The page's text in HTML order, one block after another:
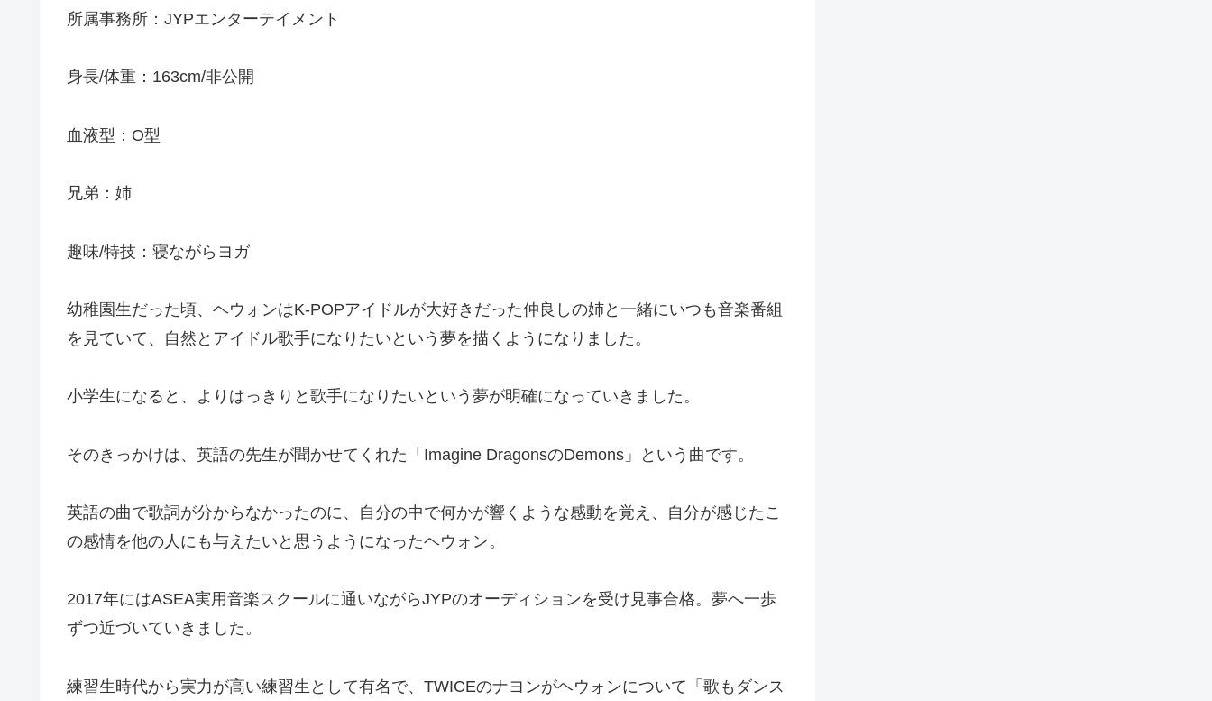
所属事務所：JYPエンターテイメント
身長/体重：163cm/非公開
血液型：O型
兄弟：姉
趣味/特技：寝ながらヨガ
幼稚園生だった頃、ヘウォンはK-POPアイドルが大好きだった仲良しの姉と一緒にいつも音楽番組
を見ていて、自然とアイドル歌手になりたいという夢を描くようになりました。
小学生になると、よりはっきりと歌手になりたいという夢が明確になっていきました。
そのきっかけは、英語の先生が聞かせてくれた「Imagine DragonsのDemons」という曲です。
英語の曲で歌詞が分からなかったのに、自分の中で何かが響くような感動を覚え、自分が感じたこ
の感情を他の人にも与えたいと思うようになったヘウォン。
2017年にはASEA実用音楽スクールに通いながらJYPのオーディションを受け見事合格。夢へ一歩
ずつ近づいていきました。
練習生時代から実力が高い練習生として有名で、TWICEのナヨンがヘウォンについて「歌もダンス